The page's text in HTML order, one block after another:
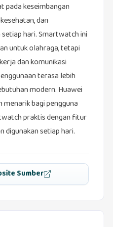
pada keseimbangan
dan
hari. Smartwatch ini
untuk olahraga, tetapi
dan komunikasi
terasa lebih
modern. Huawei
bagi pengguna
praktis dengan fitur
digunakan setiap hari.
Sumber